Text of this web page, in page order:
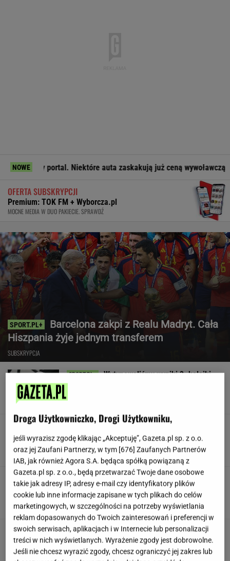
NOWENiektóre auta zaskakują już ceną wywoławczą
OFERTA SUBSKRYPCJI
Premium: TOK FM + Wyborcza.pl
MOCNE MEDIA W DUO PAKIECIE. SPRAWDŹ
Barcelona zakpi z Realu Madryt. Cała
Hiszpania żyje jednym transferem
SUBSKRYPCJA
Wytypowaliśmy wyniki 3. kolejki
Ekstraklasy. Legia czeka na to 11 lat
SUBSKRYPCJA
Koledzy z branży nie mieli litości dla Kłeczka.
"Odpiął wrotki"
Były szef PIP szuka pracy. Prosi
o radę. "Jakiej domagać się pensji?"
SUBSKRYPCJA
Nocna akcja ratunkowa na jeziorze Seksty. Z
wody wyciągnięto ponad 30 osób
Droga Użytkowniczko, Drogi Użytkowniku,
jeśli wyrazisz zgodę klikając „Akceptuję”, Gazeta.pl sp. z o.o.
oraz jej Zaufani Partnerzy, w tym [676] Zaufanych Partnerów
IAB, jak również Agora S.A. będąca spółką powiązaną z
Gazeta.pl sp. z o.o., będą przetwarzać Twoje dane osobowe
takie jak adresy IP, adresy e-mail czy identyfikatory plików
cookie lub inne informacje zapisane w tych plikach do celów
marketingowych, w szczególności na potrzeby wyświetlania
reklam dopasowanych do Twoich zainteresowań i preferencji w
swoich serwisach, aplikacjach i w Internecie lub personalizacji
treści w nich wyświetlanych. Wyrażenie zgody jest dobrowolne.
Jeśli nie chcesz wyrazić zgody, chcesz ograniczyć jej zakres lub